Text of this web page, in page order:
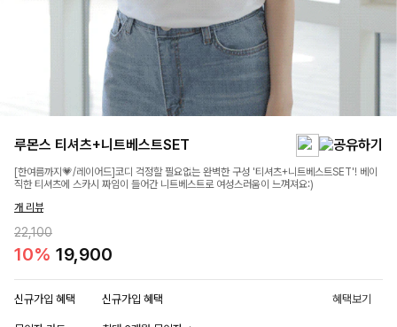
루몬스 티셔츠+니트베스트SET
[한여름까지💗/레이어드]코디 걱정할 필요없는 완벽한 구성 '티셔츠+니트베스트SET'! 베이
직한 티셔츠에 스카시 짜임이 들어간 니트베스트로 여성스러움이 느껴져요:)
개 리뷰
22,100
10% 19,900
신규가입 혜택 신규가입 혜택 혜택보기